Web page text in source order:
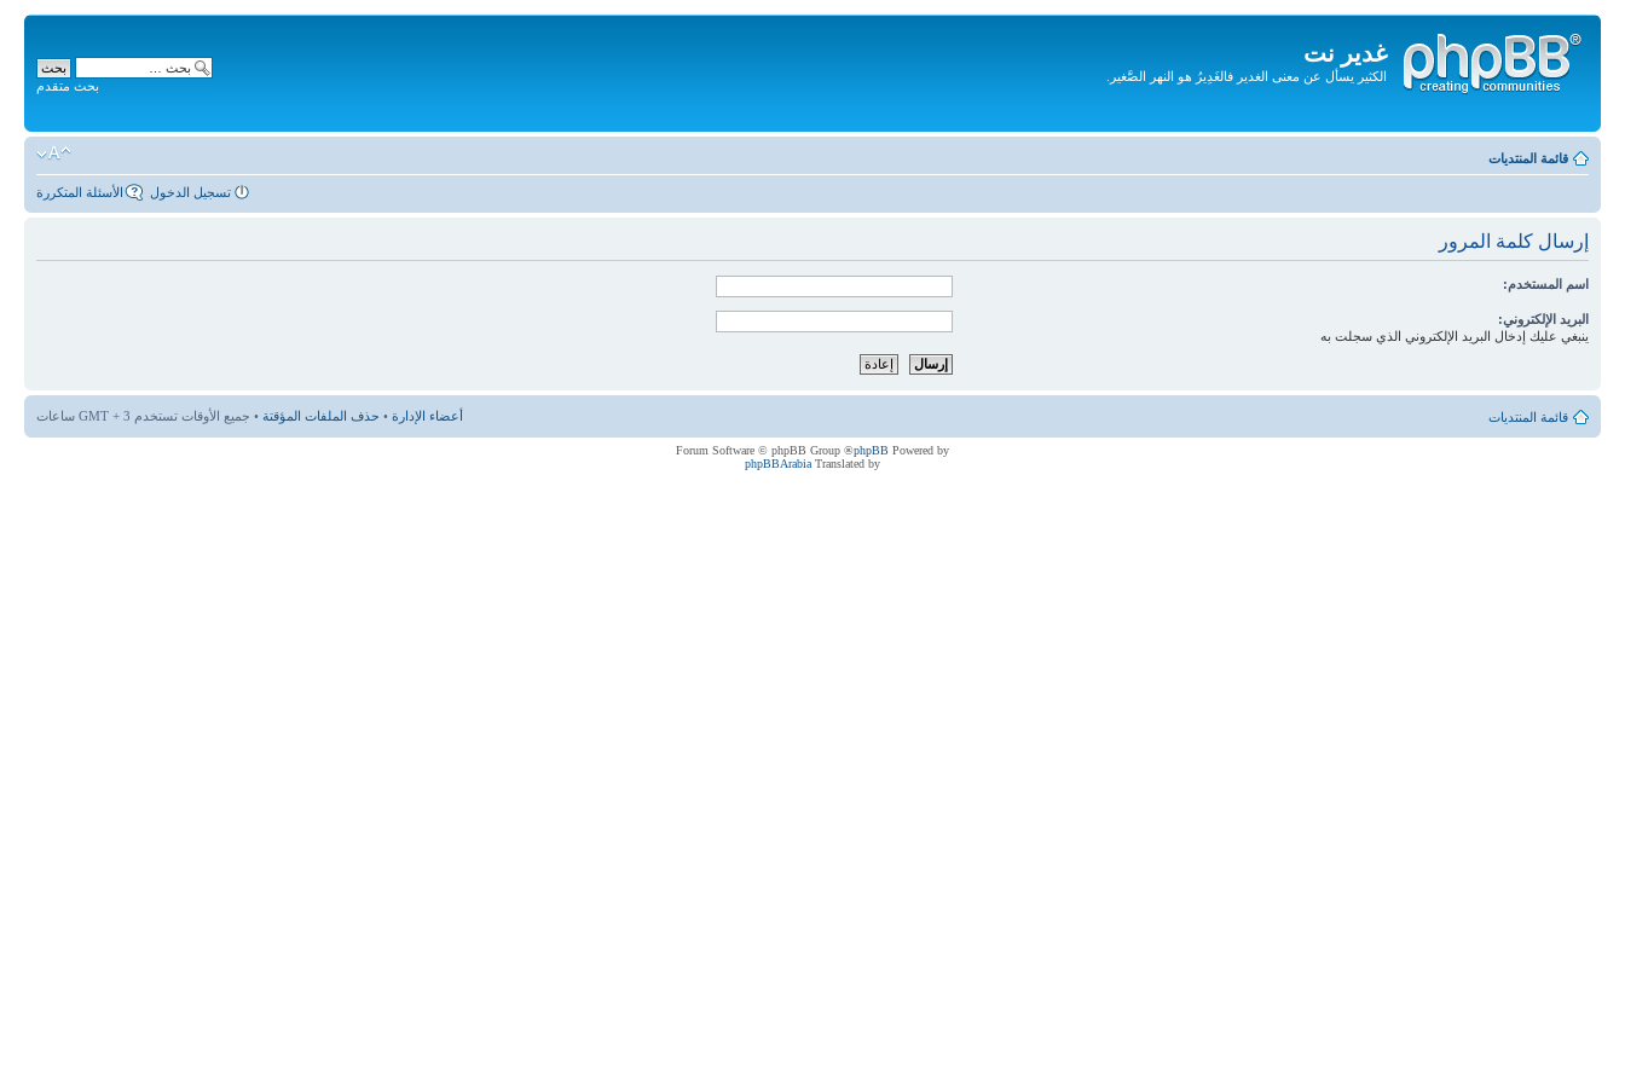
غدير نت
الكثير يسأل عن معنى الغدير فالغَدِيرُ هو النهر الصَّغير.
المحتويات
بحث متقدم
قائمة المنتديات
الأسئلة المتكررة تسجيل الدخول
إرسال كلمة المرور
اسم المستخدم:
البريد الإلكتروني:
ينبغي عليك إدخال البريد الإلكتروني الذي سجلت به
قائمة المنتديات أعضاء الإدارة • حذف الملفات المؤقتة • جميع الأوقات تستخدم GMT + 3 ساعات
Powered by
phpBB
® Forum Software © phpBB Group
Translated by
phpBBArabia